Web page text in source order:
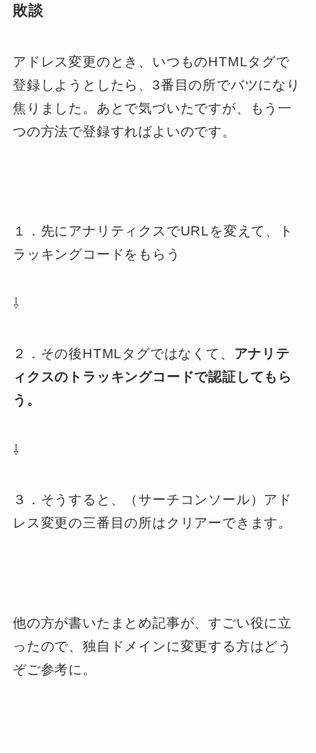
敗談
アドレス変更のとき、いつものHTMLタグで
登録しようとしたら、3番目の所でバツになり
焦りました。あとで気づいたですが、もう一
つの方法で登録すればよいのです。
１．先にアナリティクスでURLを変えて、ト
ラッキングコードをもらう
⇩
２．その後HTMLタグではなくて、
アナリテ
ィクスのトラッキングコードで認証してもら
う。
⇩
３．そうすると、（サーチコンソール）アド
レス変更の三番目の所はクリアーできます。
他の方が書いたまとめ記事が、すごい役に立
ったので、独自ドメインに変更する方はどう
ぞご参考に。